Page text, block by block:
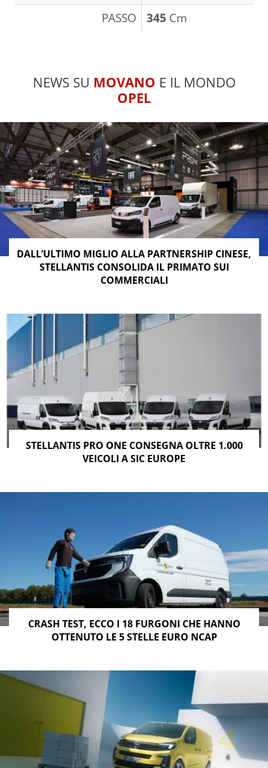
PASSO 345 Cm
NEWS SU MOVANO E IL MONDO
OPEL
DALL’ULTIMO MIGLIO ALLA PARTNERSHIP CINESE,
STELLANTIS CONSOLIDA IL PRIMATO SUI
COMMERCIALI
STELLANTIS PRO ONE CONSEGNA OLTRE 1.000
VEICOLI A SIC EUROPE
CRASH TEST, ECCO I 18 FURGONI CHE HANNO
OTTENUTO LE 5 STELLE EURO NCAP